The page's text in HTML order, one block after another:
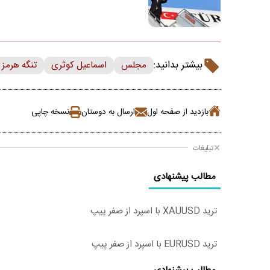
بیشتر بدانید: مجلس اسماعیل کوثری تنگه هرمز
بازدید از صفحه اول ارسال به دوستان نسخه چاپی
تبلیغات
مطالب پیشنهادی
ترید XAUUSD با اسپرد از صفر پیپ
ترید EURUSD با اسپرد از صفر پیپ